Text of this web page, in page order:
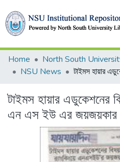
Collections
Statistics
Home
NSU News
টাইমস হায়ার এডুকেশনের
এন এস ইউ এর জয়জয়কার